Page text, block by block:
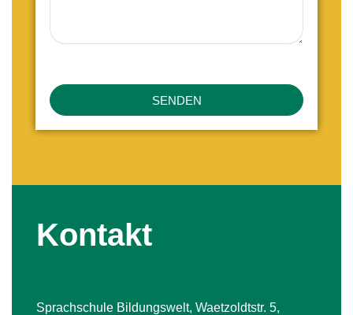
SENDEN
Kontakt
Sprachschule Bildungswelt, Waetzoldtstr. 5,